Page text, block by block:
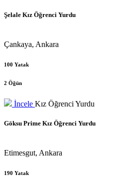
Şelale Kız Öğrenci Yurdu
Çankaya, Ankara
100 Yatak
2 Öğün
İncele Kız Öğrenci Yurdu
Göksu Prime Kız Öğrenci Yurdu
Etimesgut, Ankara
190 Yatak